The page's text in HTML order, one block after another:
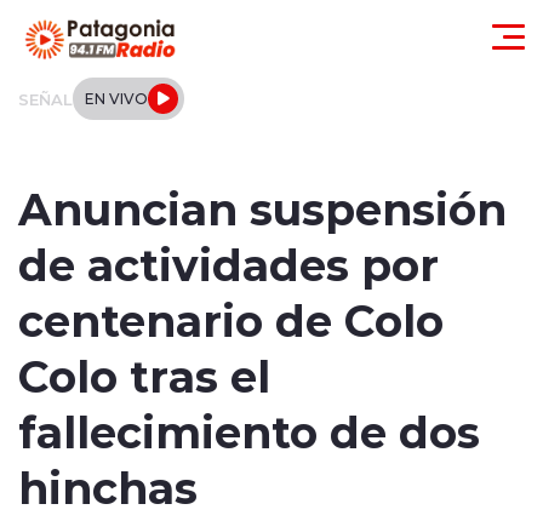
SEÑAL EN VIVO
Tendencias
Internacional
Deportes
Anuncian suspensión
de actividades por
centenario de Colo
Colo tras el
fallecimiento de dos
hinchas